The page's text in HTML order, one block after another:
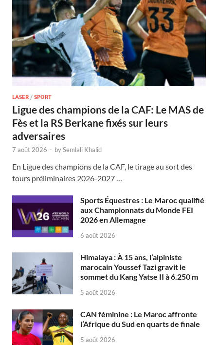
LASER / SPORT
Ligue des champions de la CAF: Le MAS de
Fès et la RS Berkane fixés sur leurs
adversaires
7 août 2026 - bySemlali Khalid
En Ligue des champions de la CAF, le tirage au sort des
tours préliminaires 2026-2027 …
Sports Équestres : Le Maroc qualifié
aux Championnats du Monde FEI
2026 en Allemagne
6 août 2026
Himalaya : À 15 ans, l’alpiniste
marocain Youssef Tazi gravit le
sommet du Kang Yatse II à 6.250 m
5 août 2026
CAN féminine : Le Maroc affronte
l’Afrique du Sud en quarts de finale
5 août 2026